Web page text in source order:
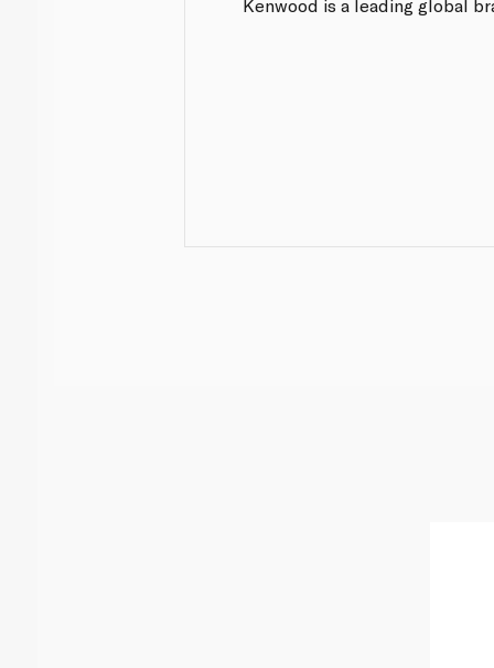
Kenwood is a leading global